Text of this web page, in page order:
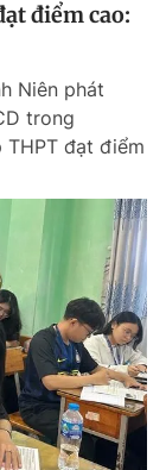
điểm cao:
Niên phát
trong
đạt điểm